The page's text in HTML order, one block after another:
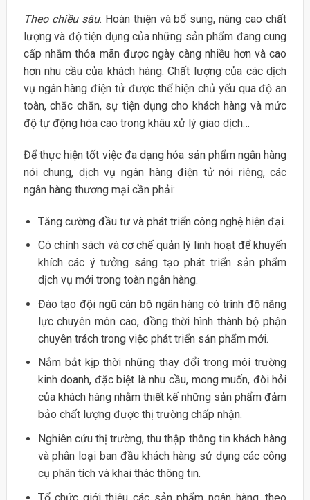
Theo chiều sâu: Hoàn thiện và bổ sung, nâng cao chất
lượng và độ tiện dụng của những sản phẩm đang cung
cấp nhằm thỏa mãn được ngày càng nhiều hơn và cao
hơn nhu cầu của khách hàng. Chất lượng của các dịch
vụ ngân hàng điện tử được thể hiện chủ yếu qua độ an
toàn, chắc chắn, sự tiện dụng cho khách hàng và mức
độ tự động hóa cao trong khâu xử lý giao dịch…
Để thực hiện tốt việc đa dạng hóa sản phẩm ngân hàng
nói chung, dịch vụ ngân hàng điện tử nói riêng, các
ngân hàng thương mại cần phải:
Tăng cường đầu tư và phát triển công nghệ hiện đại.
Có chính sách và cơ chế quản lý linh hoạt để khuyến
khích các ý tưởng sáng tạo phát triển sản phẩm
dịch vụ mới trong toàn ngân hàng.
Đào tạo đội ngũ cán bộ ngân hàng có trình độ năng
lực chuyên môn cao, đồng thời hình thành bộ phận
chuyên trách trong việc phát triển sản phẩm mới.
Nắm bắt kịp thời những thay đổi trong môi trường
kinh doanh, đặc biệt là nhu cầu, mong muốn, đòi hỏi
của khách hàng nhằm thiết kế những sản phẩm đảm
bảo chất lượng được thị trường chấp nhận.
Nghiên cứu thị trường, thu thập thông tin khách hàng
và phân loại ban đầu khách hàng sử dụng các công
cụ phân tích và khai thác thông tin.
Tổ chức giới thiệu các sản phẩm ngân hàng, theo